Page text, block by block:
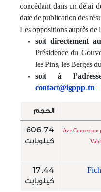
concédant dans un délai
date de publication des
Les oppositions auprès de
soit directement
Présidence du
les Pins, les Berges
soit à
contact@igppp.tn
الحجم
Avis Concession
606.74
كيلوبايت
17.44
كيلوبايت